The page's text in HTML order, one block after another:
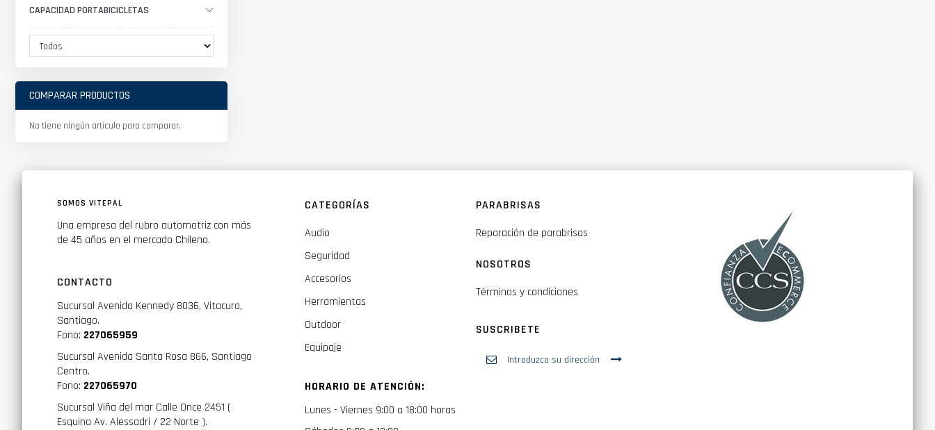
CAPACIDAD PORTABICICLETAS
COMPARAR PRODUCTOS
No tiene ningún artículo para comparar.
SOMOS VITEPAL
Una empresa del rubro automotriz con más
de 45 años en el mercado Chileno.
CONTACTO
Sucursal Avenida Kennedy 8036, Vitacura,
Santiago.
Fono: 227065959
Sucursal Avenida Santa Rosa 866, Santiago
Centro.
Fono: 227065970
Sucursal Viña del mar Calle Once 2451 (
Esquina Av. Alessadri / 22 Norte ).
CATEGORÍAS
Audio
Seguridad
Accesorios
Herramientas
Outdoor
Equipaje
HORARIO DE ATENCIÓN:
Lunes - Viernes 9:00 a 18:00 horas
PARABRISAS
Reparación de parabrisas
NOSOTROS
Términos y condiciones
SUSCRIBETE